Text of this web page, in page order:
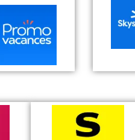
J'en profite